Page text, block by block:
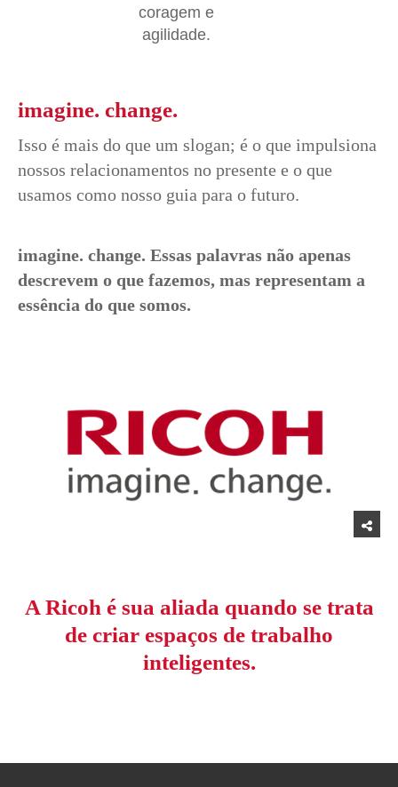
A Ricoh é sua aliada quando se trata
de criar espaços de trabalho
inteligentes.
coragem e
agilidade.
imagine. change.
Isso é mais do que um slogan; é o que impulsiona
nossos relacionamentos no presente e o que
usamos como nosso guia para o futuro.
imagine. change. Essas palavras não apenas
descrevem o que fazemos, mas representam a
essência do que somos.